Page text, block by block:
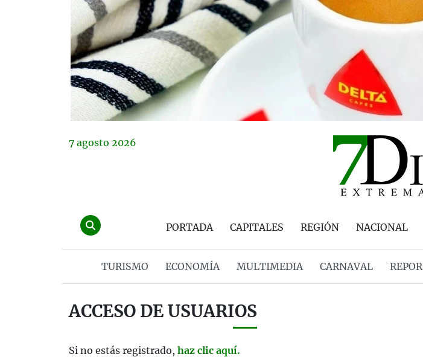
7 agosto 2026
PORTADA CAPITALES REGIÓN NACIONAL
TURISMO ECONOMÍA MULTIMEDIA CARNAVAL REPOR
ACCESO DE USUARIOS
Si no estás registrado, haz clic aquí.